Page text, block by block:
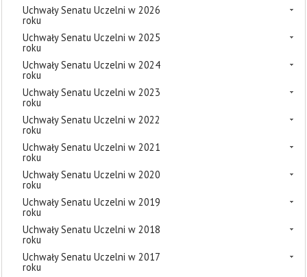
Uchwały Senatu Uczelni w 2026
roku
Uchwały Senatu Uczelni w 2025
roku
Uchwały Senatu Uczelni w 2024
roku
Uchwały Senatu Uczelni w 2023
roku
Uchwały Senatu Uczelni w 2022
roku
Uchwały Senatu Uczelni w 2021
roku
Uchwały Senatu Uczelni w 2020
roku
Uchwały Senatu Uczelni w 2019
roku
Uchwały Senatu Uczelni w 2018
roku
Uchwały Senatu Uczelni w 2017
roku